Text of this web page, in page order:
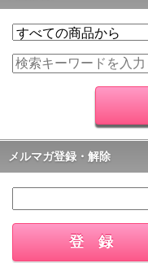
メルマガ登録・解除